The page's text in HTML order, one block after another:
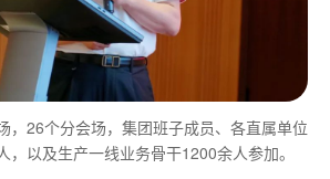
，26个分会场，集团班子成员、各直属单位
，以及生产一线业务骨干1200余人参加。